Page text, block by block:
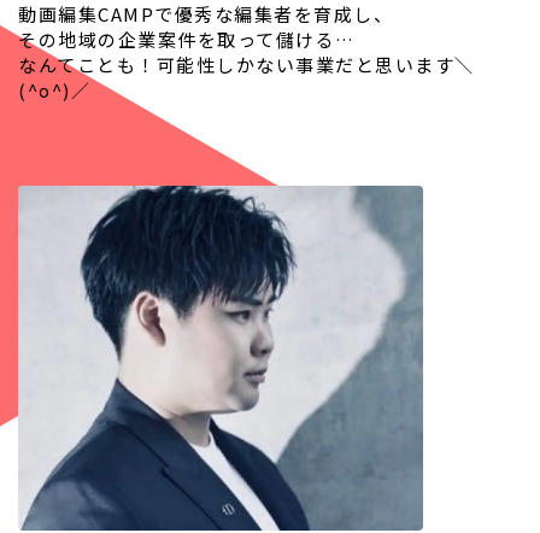
動画編集CAMPで優秀な編集者を育成し、
その地域の企業案件を取って儲ける…
なんてことも！可能性しかない事業だと思います＼
(^o^)／